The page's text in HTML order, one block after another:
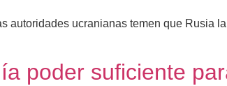
autoridades ucranianas temen que Rusia
poder suficiente